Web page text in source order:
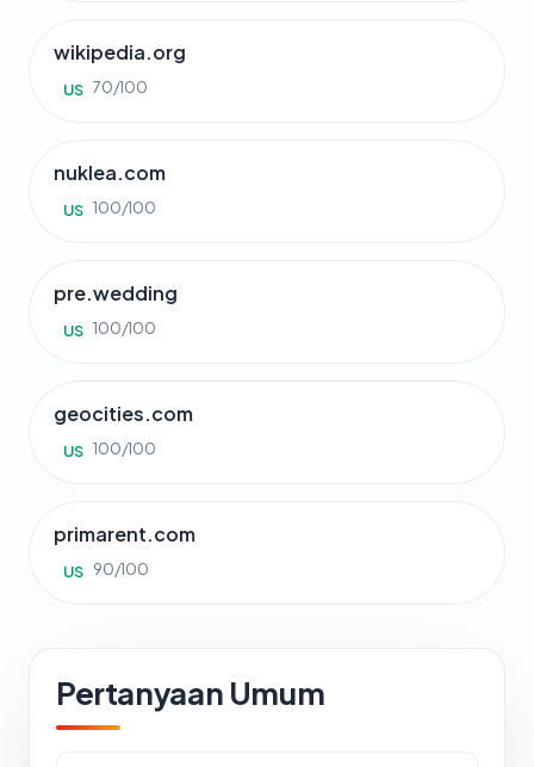
wikipedia.org
US 70/100
nuklea.com
US 100/100
pre.wedding
US 100/100
geocities.com
US 100/100
primarent.com
US 90/100
Pertanyaan Umum